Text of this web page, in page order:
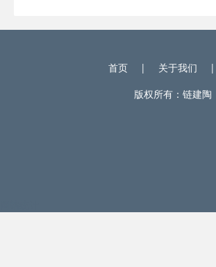
首页 | 关于我们 |
版权所有：链建